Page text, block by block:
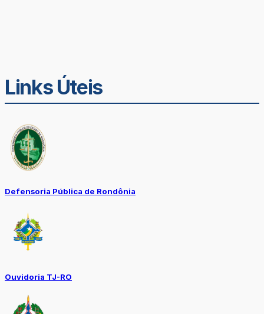
Links Úteis
Defensoria Pública de Rondônia
Ouvidoria TJ-RO